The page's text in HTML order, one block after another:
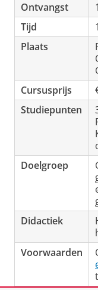
Ontvangst
Tijd
Plaats
Cursusprijs
Studiepunten
Doelgroep
Didactiek
Voorwaarden